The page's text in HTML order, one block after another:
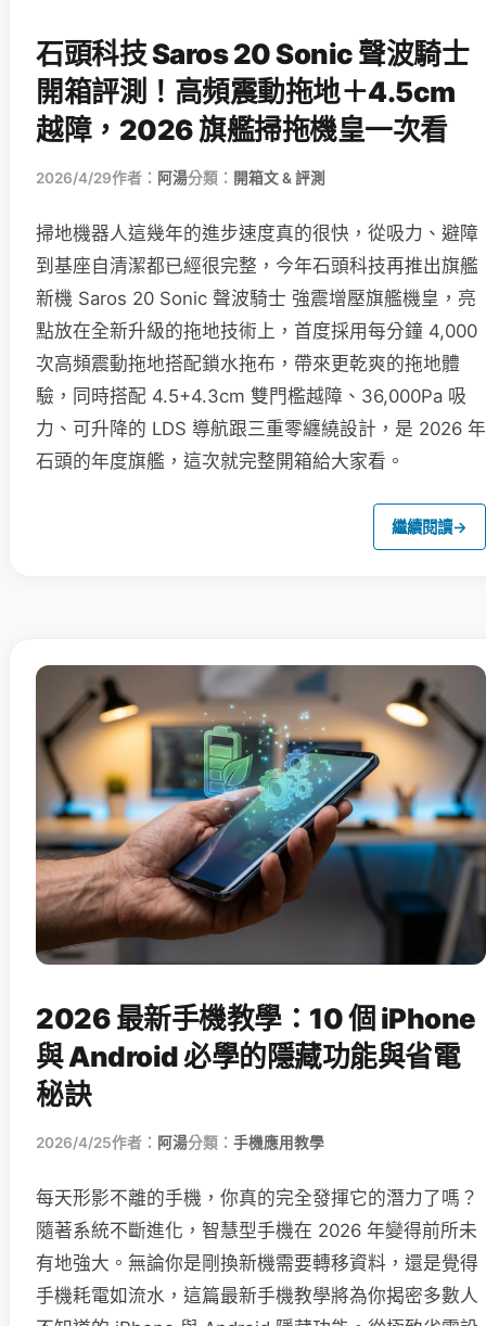
石頭科技 Saros 20 Sonic 聲波騎士
開箱評測！高頻震動拖地＋4.5cm
越障，2026 旗艦掃拖機皇一次看
2026/4/29作者： 阿湯分類： 開箱文 & 評測
掃地機器人這幾年的進步速度真的很快，從吸力、避障
到基座自清潔都已經很完整，今年石頭科技再推出旗艦
新機 Saros 20 Sonic 聲波騎士 強震增壓旗艦機皇，亮
點放在全新升級的拖地技術上，首度採用每分鐘 4,000
次高頻震動拖地搭配鎖水拖布，帶來更乾爽的拖地體
驗，同時搭配 4.5+4.3cm 雙門檻越障、36,000Pa 吸
力、可升降的 LDS 導航跟三重零纏繞設計，是 2026 年
石頭的年度旗艦，這次就完整開箱給大家看。
繼續閱讀→
2026 最新手機教學：10 個 iPhone
與 Android 必學的隱藏功能與省電
秘訣
2026/4/25作者： 阿湯分類： 手機應用教學
每天形影不離的手機，你真的完全發揮它的潛力了嗎？
隨著系統不斷進化，智慧型手機在 2026 年變得前所未
有地強大。無論你是剛換新機需要轉移資料，還是覺得
手機耗電如流水，這篇最新手機教學將為你揭密多數人